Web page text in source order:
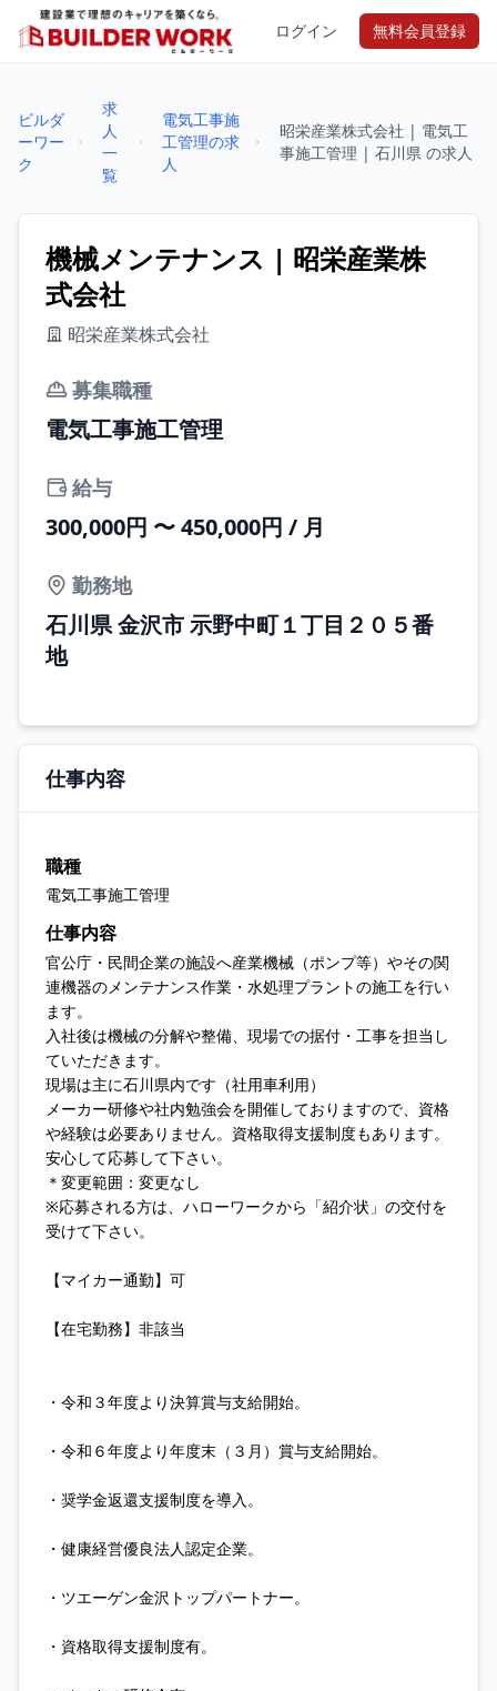
ログイン 無料会員登録
ビルダ
ーワー
ク
求
人
一
覧
電気工事施
工管理の求
人
昭栄産業株式会社 | 電気工
事施工管理 | 石川県 の求人
機械メンテナンス | 昭栄産業株
式会社
昭栄産業株式会社
募集職種
電気工事施工管理
給与
300,000円 〜 450,000円 / 月
勤務地
石川県 金沢市 示野中町１丁目２０５番
地
仕事内容
職種
電気工事施工管理
仕事内容
官公庁・民間企業の施設へ産業機械（ポンプ等）やその関
連機器のメンテナンス作業・水処理プラントの施工を行い
ます。
入社後は機械の分解や整備、現場での据付・工事を担当し
ていただきます。
現場は主に石川県内です（社用車利用）
メーカー研修や社内勉強会を開催しておりますので、資格
や経験は必要ありません。資格取得支援制度もあります。
安心して応募して下さい。
＊変更範囲：変更なし
※応募される方は、ハローワークから「紹介状」の交付を
受けて下さい。
【マイカー通勤】可
【在宅勤務】非該当
・令和３年度より決算賞与支給開始。
・令和６年度より年度末（３月）賞与支給開始。
・奨学金返還支援制度を導入。
・健康経営優良法人認定企業。
・ツエーゲン金沢トップパートナー。
・資格取得支援制度有。